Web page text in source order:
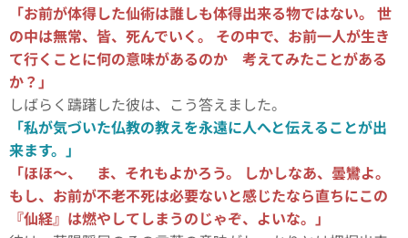
「お前が体得した仙術は誰しも体得出来る物ではない。 世
の中は無常、皆、死んでいく。 その中で、お前一人が生き
て行くことに何の意味があるのか 考えてみたことがある
か？」
しばらく躊躇した彼は、こう答えました。
「私が気づいた仏教の教えを永遠に人へと伝えることが出
来ます。」
「ほほ～、 ま、それもよかろう。 しかしなあ、曇鸞よ。
もし、お前が不老不死は必要ないと感じたなら直ちにこの
『仙経』は燃やしてしまうのじゃぞ、よいな。」